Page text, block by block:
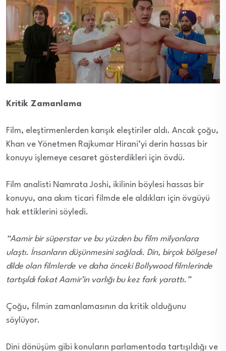
Kritik Zamanlama
Film, eleştirmenlerden karışık eleştiriler aldı. Ancak çoğu,
Khan ve Yönetmen Rajkumar Hirani’yi derin hassas bir
konuyu işlemeye cesaret gösterdikleri için övdü.
Film analisti Namrata Joshi, ikilinin böylesi hassas bir
konuyu, ana akım ticari filmde ele aldıkları için övgüyü
hak ettiklerini söyledi.
“Aamir bir süperstar ve bu yüzden bu film milyonlara
ulaştı. İnsanların düşünmesini sağladı. Din, birçok bölgesel
dilde olan filmlerde ve daha önceki Bollywood filmlerinde
tartışıldı fakat Aamir’in varlığı bu kez fark yarattı.”
Çoğu, filmin zamanlamasının da kritik olduğunu
söylüyor.
Dini dönüşüm gibi konuların parlamentoda tartışıldığı ve